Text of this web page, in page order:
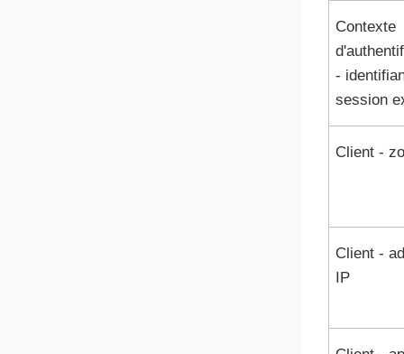
Contexte
-
session
Client -
Client -
IP